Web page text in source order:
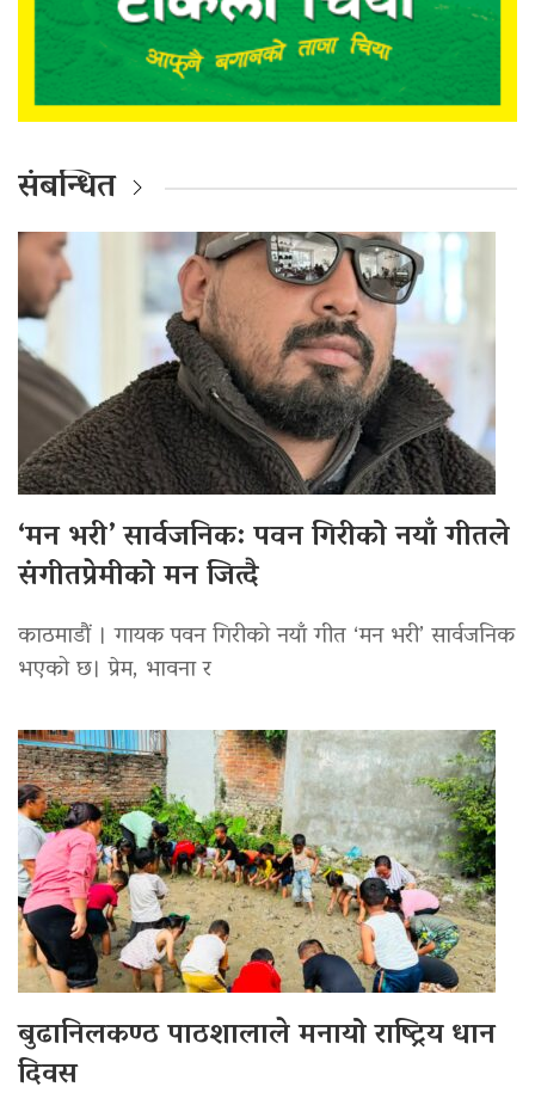
संबन्धित
‘मन भरी’ सार्वजनिक: पवन गिरीको नयाँ गीतले
संगीतप्रेमीको मन जित्दै
काठमाडौं । गायक पवन गिरीको नयाँ गीत ‘मन भरी’ सार्वजनिक
भएको छ। प्रेम, भावना र
बुढानिलकण्ठ पाठशालाले मनायो राष्ट्रिय धान
दिवस